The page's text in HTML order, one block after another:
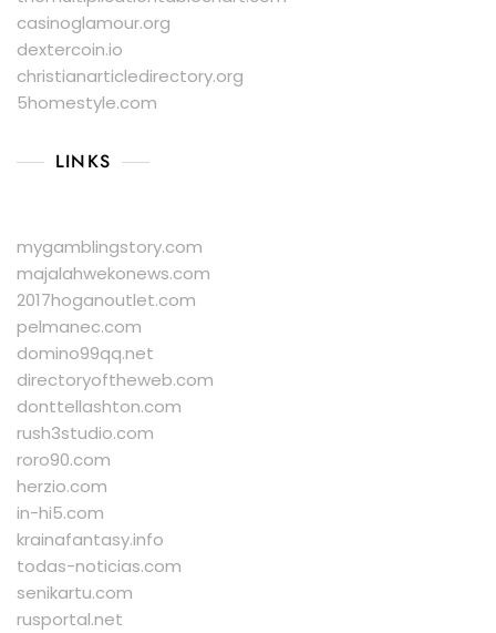
casinoglamour.org
dextercoin.io
christianarticledirectory.org
5homestyle.com
LINKS
mygamblingstory.com
majalahwekonews.com
2017hoganoutlet.com
pelmanec.com
domino99qq.net
directoryoftheweb.com
donttellashton.com
rush3studio.com
roro90.com
herzio.com
in-hi5.com
krainafantasy.info
todas-noticias.com
senikartu.com
rusportal.net